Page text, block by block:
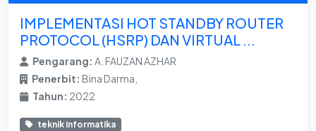
IMPLEMENTASI HOT STANDBY ROUTER
PROTOCOL (HSRP) DAN VIRTUAL ...
Pengarang: A. FAUZAN AZHAR
Penerbit: Bina Darma,
Tahun: 2022
teknik informatika